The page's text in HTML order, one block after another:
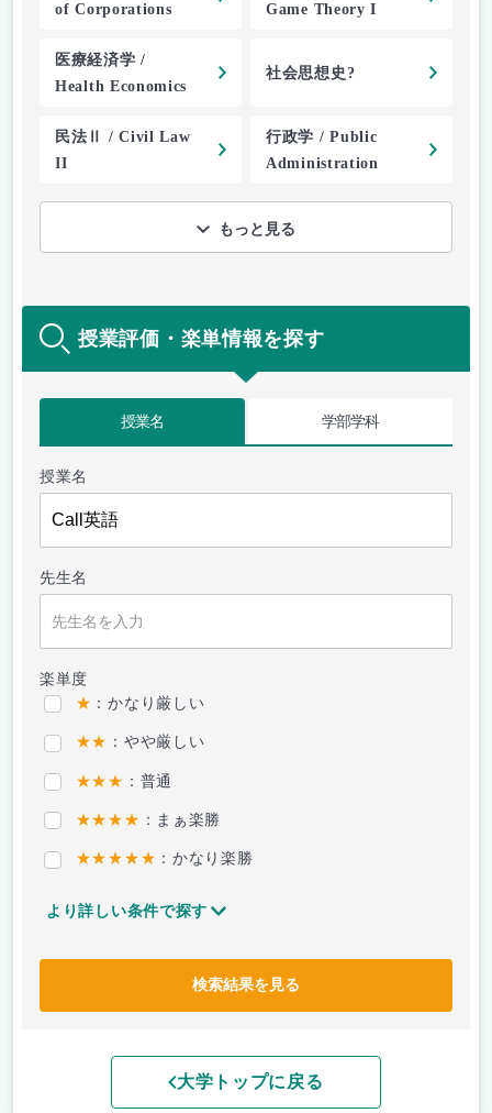
of Corporations
Game Theory I
医療経済学 /
Health Economics
社会思想史?
民法Ⅱ / Civil Law
II
行政学 / Public
Administration
もっと見る
授業評価・楽単情報を探す
授業名 学部学科
授業名
先生名
楽単度
★ ：かなり厳しい
★★ ：やや厳しい
★★★ ：普通
★★★★ ：まぁ楽勝
★★★★★ ：かなり楽勝
より詳しい条件で探す
検索結果を見る
大学トップに戻る